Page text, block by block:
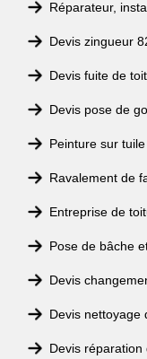
Réparateur,
Devis zingueur
Devis fuite de
Devis pose de
Peinture sur
Ravalement de
Entreprise de
Pose de bâche
Devis
Devis nettoyage
Devis réparation